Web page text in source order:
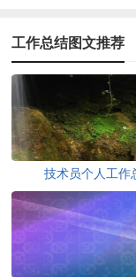
工作总结图文推荐
技术员个人工作